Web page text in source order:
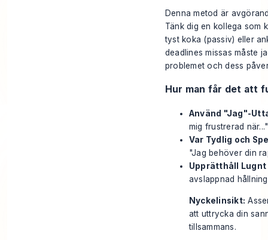
Denna metod är
Tänk dig en kollega som
tyst koka (passiv) eller
deadlines missas måste
problemet och dess
Hur man får det att
Använd "Jag"-
mig frustrerad
Var Tydlig och
"Jag behöver din
Upprätthåll
avslappnad
Nyckelinsikt:
att uttrycka din
tillsammans.